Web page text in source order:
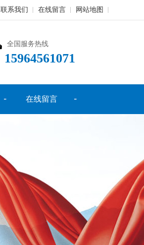
联系我们 在线留言 网站地图
全国服务热线
15964561071
在线留言